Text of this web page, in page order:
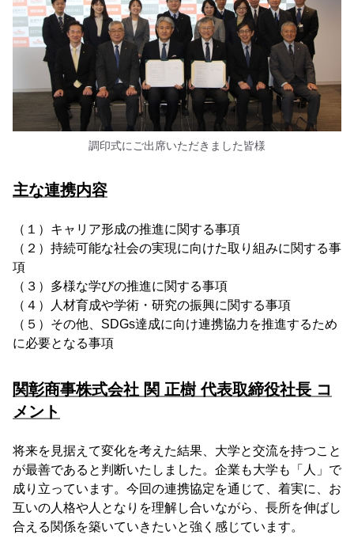
調印式にご出席いただきました皆様
主な連携内容
（１）キャリア形成の推進に関する事項
（２）持続可能な社会の実現に向けた取り組みに関する事
項
（３）多様な学びの推進に関する事項
（４）人材育成や学術・研究の振興に関する事項
（５）その他、SDGs達成に向け連携協力を推進するため
に必要となる事項
関彰商事株式会社 関 正樹 代表取締役社長 コ
メント
将来を見据えて変化を考えた結果、大学と交流を持つこと
が最善であると判断いたしました。企業も大学も「人」で
成り立っています。今回の連携協定を通じて、着実に、お
互いの人格や人となりを理解し合いながら、長所を伸ばし
合える関係を築いていきたいと強く感じています。